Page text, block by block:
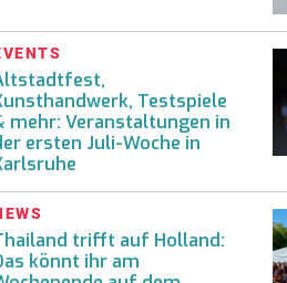
Testspiele
mehr: Veranstaltungen in
ersten Juli-Woche in
trifft auf Holland:
könnt ihr am